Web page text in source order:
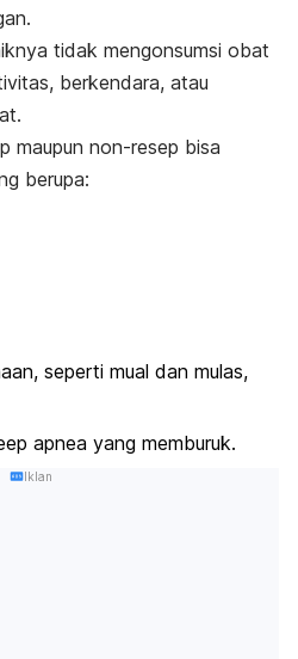
tidak mengonsumsi obat
berkendara, atau
maupun non-resep bisa
berupa:
seperti mual dan mulas,
apnea yang memburuk.
Iklan